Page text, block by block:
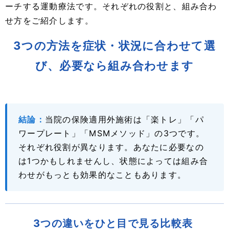
ーチする運動療法です。それぞれの役割と、組み合わ
せ方をご紹介します。
3つの方法を症状・状況に合わせて選
び、必要なら組み合わせます
結論： 当院の保険適用外施術は「楽トレ」「パ
ワープレート」「MSMメソッド」の3つです。
それぞれ役割が異なります。あなたに必要なの
は1つかもしれませんし、状態によっては組み合
わせがもっとも効果的なこともあります。
3つの違いをひと目で見る比較表